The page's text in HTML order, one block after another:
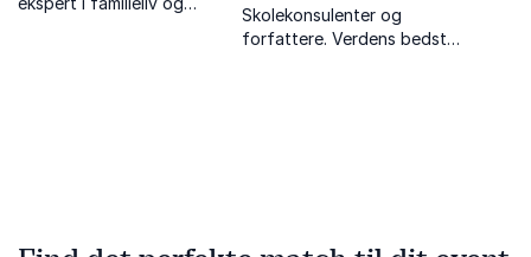
Skolekonsulenter og
forfattere. Verdens bedste